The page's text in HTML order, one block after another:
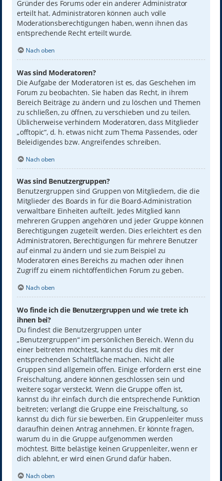
Gründer des Forums oder ein anderer Administrator
erteilt hat. Administratoren können auch volle
Moderationsberechtigungen haben, wenn ihnen das
entsprechende Recht erteilt wurde.
Nach oben
Was sind Moderatoren?
Die Aufgabe der Moderatoren ist es, das Geschehen im
Forum zu beobachten. Sie haben das Recht, in ihrem
Bereich Beiträge zu ändern und zu löschen und Themen
zu schließen, zu öffnen, zu verschieben und zu teilen.
Üblicherweise verhindern Moderatoren, dass Mitglieder
„offtopic“, d. h. etwas nicht zum Thema Passendes, oder
Beleidigendes bzw. Angreifendes schreiben.
Nach oben
Was sind Benutzergruppen?
Benutzergruppen sind Gruppen von Mitgliedern, die die
Mitglieder des Boards in für die Board-Administration
verwaltbare Einheiten aufteilt. Jedes Mitglied kann
mehreren Gruppen angehören und jeder Gruppe können
Berechtigungen zugeteilt werden. Dies erleichtert es den
Administratoren, Berechtigungen für mehrere Benutzer
auf einmal zu ändern und sie zum Beispiel zu
Moderatoren eines Bereichs zu machen oder ihnen
Zugriff zu einem nichtöffentlichen Forum zu geben.
Nach oben
Wo finde ich die Benutzergruppen und wie trete ich
ihnen bei?
Du findest die Benutzergruppen unter
„Benutzergruppen“ im persönlichen Bereich. Wenn du
einer beitreten möchtest, kannst du dies mit der
entsprechenden Schaltfläche machen. Nicht alle
Gruppen sind allgemein offen. Einige erfordern erst eine
Freischaltung, andere können geschlossen sein und
weitere sogar versteckt. Wenn die Gruppe offen ist,
kannst du ihr einfach durch die entsprechende Funktion
beitreten; verlangt die Gruppe eine Freischaltung, so
kannst du dich für sie bewerben. Ein Gruppenleiter muss
daraufhin deinen Antrag annehmen. Er könnte fragen,
warum du in die Gruppe aufgenommen werden
möchtest. Bitte belästige keinen Gruppenleiter, wenn er
dich ablehnt, er wird einen Grund dafür haben.
Nach oben